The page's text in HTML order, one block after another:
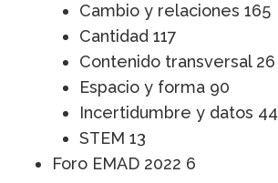
Cambio y relaciones 165
Cantidad 117
Contenido transversal 26
Espacio y forma 90
Incertidumbre y datos 44
STEM 13
Foro EMAD 2022 6